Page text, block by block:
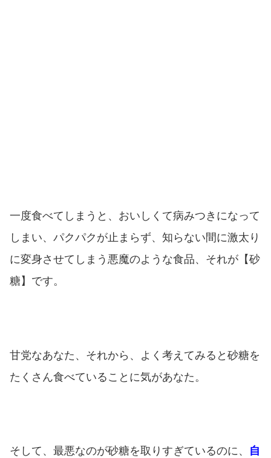
一度食べてしまうと、おいしくて病みつきになって
しまい、パクパクが止まらず、知らない間に激太り
に変身させてしまう悪魔のような食品、それが【砂
糖】です。
甘党なあなた、それから、よく考えてみると砂糖を
たくさん食べていることに気があなた。
そして、最悪なのが砂糖を取りすぎているのに、 自